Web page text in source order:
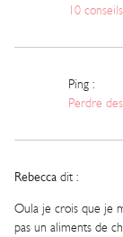
10
Ping :
Perdre
Rebecca dit :
Oula je crois que je
pas un aliments de